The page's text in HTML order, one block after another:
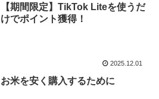
【期間限定】TikTok Liteを使うだ
けでポイント獲得！
2025.12.01
お米を安く購入するために